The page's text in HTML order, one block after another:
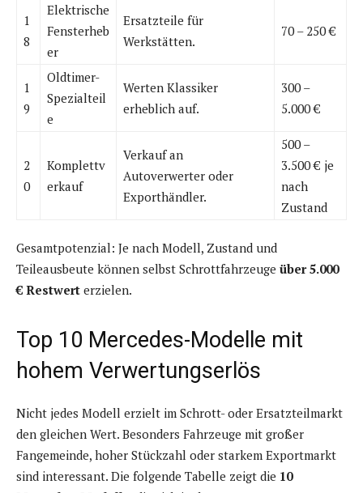
1
8
Elektrische
Fensterheb
er
Ersatzteile für
Werkstätten.
70 – 250 €
1
9
Oldtimer-
Spezialteil
e
Werten Klassiker
erheblich auf.
300 –
5.000 €
2
0
Komplettv
erkauf
Verkauf an
Autoverwerter oder
Exporthändler.
500 –
3.500 € je
nach
Zustand
Gesamtpotenzial: Je nach Modell, Zustand und
Teileausbeute können selbst Schrottfahrzeuge über 5.000
€ Restwert erzielen.
Top 10 Mercedes-Modelle mit
hohem Verwertungserlös
Nicht jedes Modell erzielt im Schrott- oder Ersatzteilmarkt
den gleichen Wert. Besonders Fahrzeuge mit großer
Fangemeinde, hoher Stückzahl oder starkem Exportmarkt
sind interessant. Die folgende Tabelle zeigt die 10